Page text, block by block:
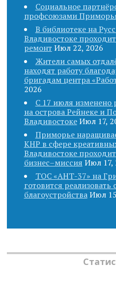
Социальное
профсоюзами
В библиотеке на
Владивостоке
ремонт Июл 22, 2026
Жители самых
находят работу
бригадам центра
2026
С 17 июля изменено
на острова Рейнеке и
ВладивостокеИюл 17,
Приморье
КНР в сфере
Владивостоке
бизнес–миссия Июл 17,
ТОС «АНТ-37» на
готовится реализовать
благоустройстваИюл